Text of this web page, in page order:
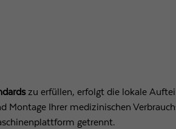
zu erfüllen, erfolgt die lokale
Montage Ihrer medizinischen
getrennt.